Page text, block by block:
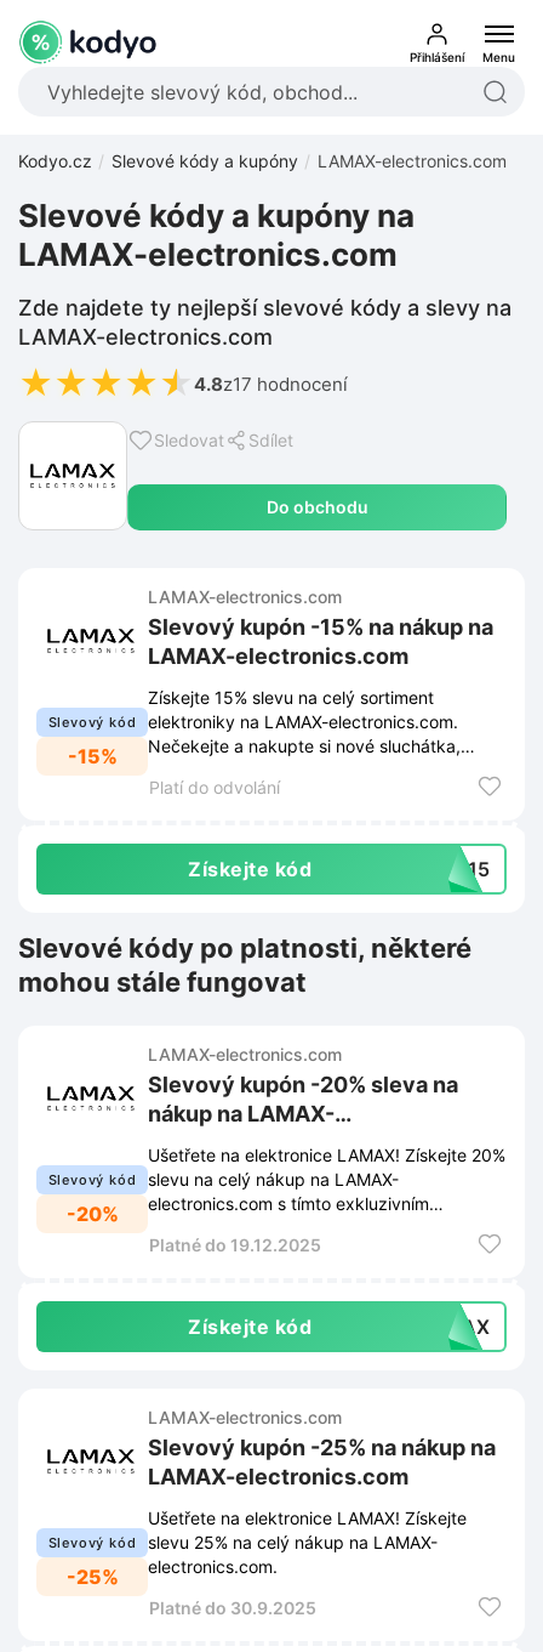
Přihlášení Menu
Kodyo.cz Slevové kódy a kupóny LAMAX-electronics.com
Sledovat Sdílet
Do obchodu
Slevové kódy a kupóny na
LAMAX-electronics.com
Zde najdete ty nejlepší slevové kódy a slevy na
LAMAX-electronics.com
★★★★★ 4.8z17 hodnocení
Slevový kód
-15%
LAMAX-electronics.com
Slevový kupón -15% na nákup na
LAMAX-electronics.com
Získejte 15% slevu na celý sortiment
elektroniky na LAMAX-electronics.com.
Nečekejte a nakupte si nové sluchátka,
cenu!
Platí do odvolání
Získejte kód ri15
Slevové kódy po platnosti, některé
mohou stále fungovat
Slevový kód
-20%
LAMAX-electronics.com
Slevový kupón -20% sleva na
nákup na LAMAX-
electronics.com
Ušetřete na elektronice LAMAX! Získejte 20%
slevu na celý nákup na LAMAX-
electronics.com s tímto exkluzivním
Platné do 19.12.2025
Získejte kód AMAX
Slevový kód
-25%
LAMAX-electronics.com
Slevový kupón -25% na nákup na
LAMAX-electronics.com
Ušetřete na elektronice LAMAX! Získejte
slevu 25% na celý nákup na LAMAX-
electronics.com.
Platné do 30.9.2025